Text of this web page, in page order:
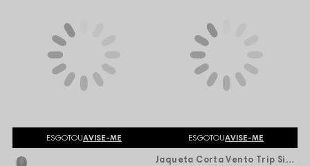
ESGOTOUAVISE-ME ESGOTOUAVISE-ME
Jaqueta Corta Vento Trip Side Multi Tags - Vermelha